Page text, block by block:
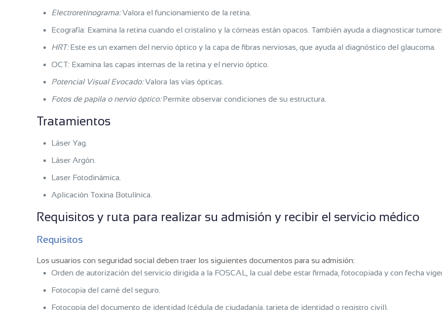
Electroretinograma:Valora el funcionamiento de la retina.
Ecografía: Examina la retina cuando el cristalino y la córneas están opacos. También ayuda a diagnosticar
HRT:Este es un examen del nervio óptico y la capa de fibras nerviosas, que ayuda al diagnóstico del glaucoma.
OCT: Examina las capas internas de la retina y el nervio óptico.
Potencial Visual Evocado:Valora las vías ópticas.
Fotos de papila o nervio óptico:Permite observar condiciones de su estructura.
Tratamientos
Láser Yag.
Láser Argón.
Laser Fotodinámica.
Aplicación Toxina Botulínica.
Requisitos y ruta para realizar su admisión y recibir el servicio médico
Requisitos
Los usuarios con seguridad social deben traer los siguientes documentos para su admisión:
Orden de autorización del servicio dirigida a la FOSCAL, la cual debe estar firmada, fotocopiada y con fecha
Fotocopia del carné del seguro.
Fotocopia del documento de identidad (cédula de ciudadanía, tarjeta de identidad o registro civil).